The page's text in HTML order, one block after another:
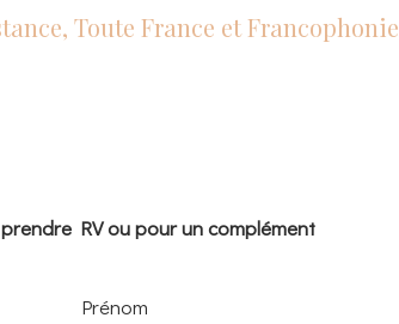
Toute France et Francophonie
RV ou pour un complément
Prénom